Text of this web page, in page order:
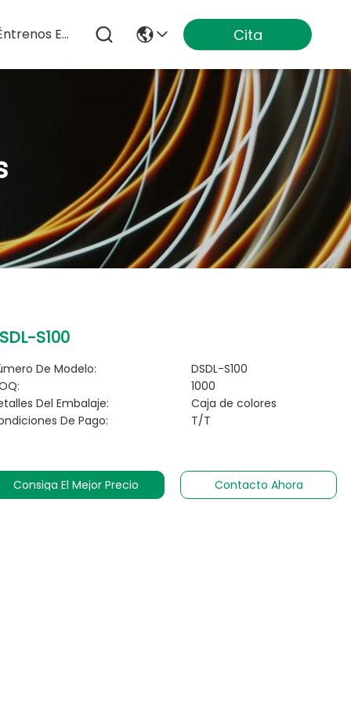
Éntrenos En Contacto Con Cita
S100
De Modelo:
DSDL-S100
1000
Del Embalaje:
Caja de colores
De Pago:
T/T
Consiga El Mejor Precio Contacto Ahora